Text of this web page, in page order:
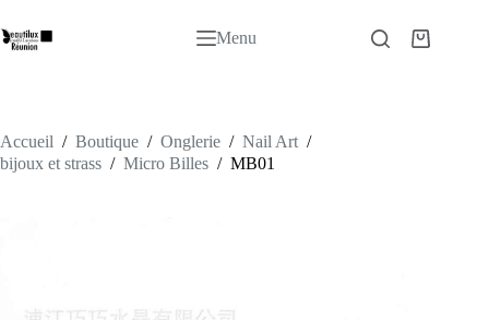
au
contenu
Menu
Panier
Accueil / Boutique / Onglerie / Nail Art /
bijoux et strass / Micro Billes / MB01